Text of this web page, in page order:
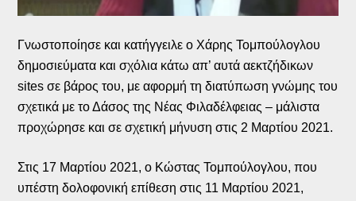
Γνωστοποίησε και κατήγγειλε ο Χάρης Τομπούλογλου
δημοσιεύματα και σχόλια κάτω απ’ αυτά αεκτζήδικων
sites σε βάρος του, με αφορμή τη διατύπωση γνώμης του
σχετικά με το Δάσος της Νέας Φιλαδέλφειας – μάλιστα
προχώρησε και σε σχετική μήνυση στις 2 Μαρτίου 2021.
Στις 17 Μαρτίου 2021, ο Κώστας Τομπούλογλου, που
υπέστη δολοφονική επίθεση στις 11 Μαρτίου 2021,